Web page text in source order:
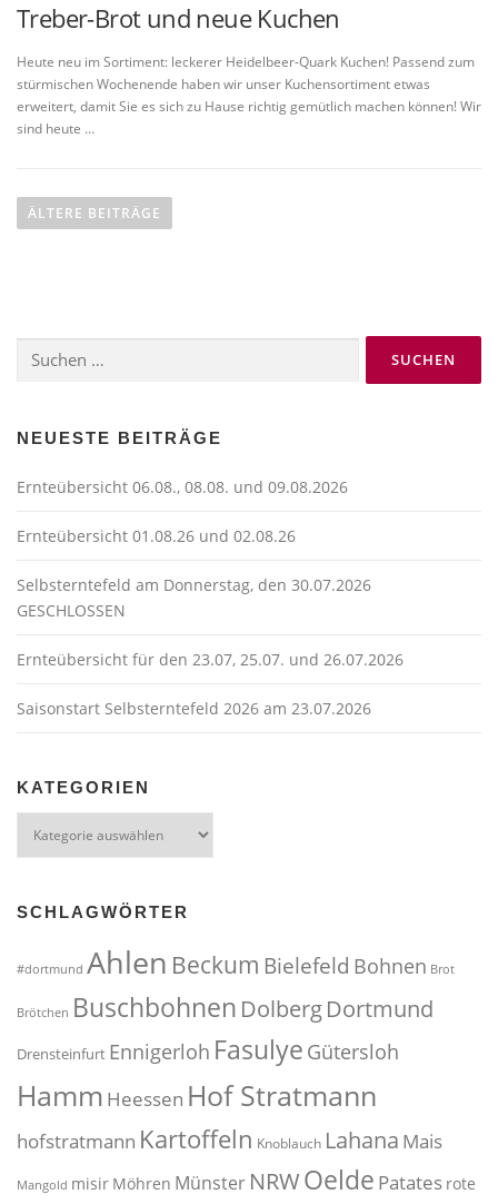
Treber-Brot und neue Kuchen
Heute neu im Sortiment: leckerer Heidelbeer-Quark Kuchen! Passend zum
stürmischen Wochenende haben wir unser Kuchensortiment etwas
erweitert, damit Sie es sich zu Hause richtig gemütlich machen können! Wir
sind heute …
e
a
i
g
t
i
n
ÄLTERE BEITRÄGE
nach:
NEUESTE BEITRÄGE
Ernteübersicht 06.08., 08.08. und 09.08.2026
Ernteübersicht 01.08.26 und 02.08.26
Selbsterntefeld am Donnerstag, den 30.07.2026
GESCHLOSSEN
Ernteübersicht für den 23.07, 25.07. und 26.07.2026
Saisonstart Selbsterntefeld 2026 am 23.07.2026
KATEGORIEN
SCHLAGWÖRTER
#dortmund Ahlen Beckum Bielefeld Bohnen Brot
Brötchen Buschbohnen DolbergDortmund
Drensteinfurt Ennigerloh Fasulye Gütersloh
Hamm Heessen Hof Stratmann
hofstratmann Kartoffeln Knoblauch Lahana Mais
Mangold misir Möhren Münster NRWOelde Patates rote